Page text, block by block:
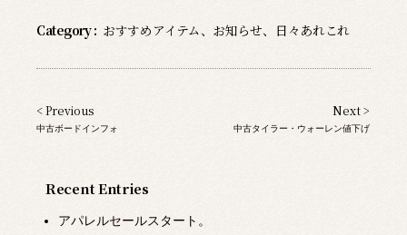
Recent Entries
アパレルセールスタート。
Category : おすすめアイテム、 お知らせ、 日々あれこれ
< Previous
中古ボードインフォ
Next >
中古タイラー・ウォーレン値下げ